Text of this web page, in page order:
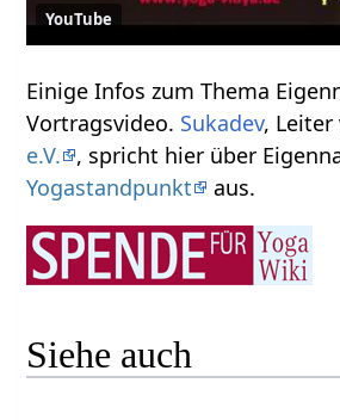
YouTube
Einige Infos zum Thema Eigenname‏‎
Vortragsvideo. Sukadev,
e.V.
Yogastandpunkt
aus.
Siehe auch